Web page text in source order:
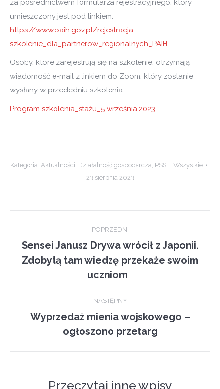
za pośrednictwem formularza rejestracyjnego, który
umieszczony jest pod linkiem:
https://www.paih.gov.pl/rejestracja-
szkolenie_dla_partnerow_regionalnych_PAIH
Osoby, które zarejestrują się na szkolenie, otrzymają
wiadomość e-mail z linkiem do Zoom, który zostanie
wysłany w przededniu szkolenia.
Program szkolenia_stażu_5 września 2023
Kategoria: Aktualności, Działalność gospodarcza, PSSE, Wszystkie
23 sierpnia 2023
navigation
POPRZEDNI
Previous
post:
Sensei Janusz Drywa wrócił z Japonii.
Zdobytą tam wiedzę przekaże swoim
uczniom
NASTĘPNY
post:
Wyprzedaż mienia wojskowego –
ogłoszono przetarg
Przeczytaj inne wpisy